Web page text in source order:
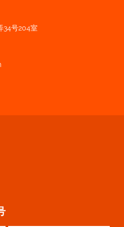
34号204室